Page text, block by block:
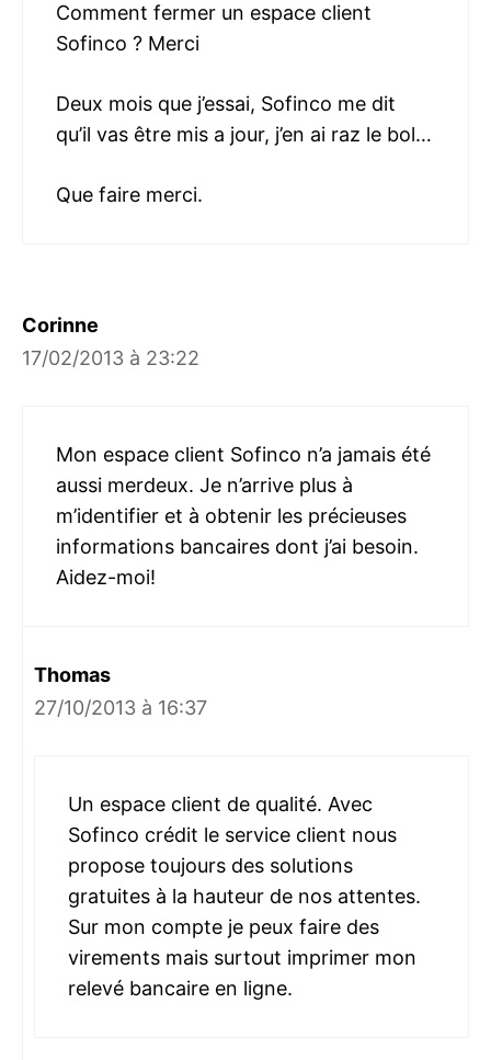
Comment fermer un espace client
Sofinco ? Merci
Deux mois que j’essai, Sofinco me dit
qu’il vas être mis a jour, j’en ai raz le bol…
Que faire merci.
Corinne
17/02/2013 à 23:22
Mon espace client Sofinco n’a jamais été
aussi merdeux. Je n’arrive plus à
m’identifier et à obtenir les précieuses
informations bancaires dont j’ai besoin.
Aidez-moi!
Thomas
27/10/2013 à 16:37
Un espace client de qualité. Avec
Sofinco crédit le service client nous
propose toujours des solutions
gratuites à la hauteur de nos attentes.
Sur mon compte je peux faire des
virements mais surtout imprimer mon
relevé bancaire en ligne.